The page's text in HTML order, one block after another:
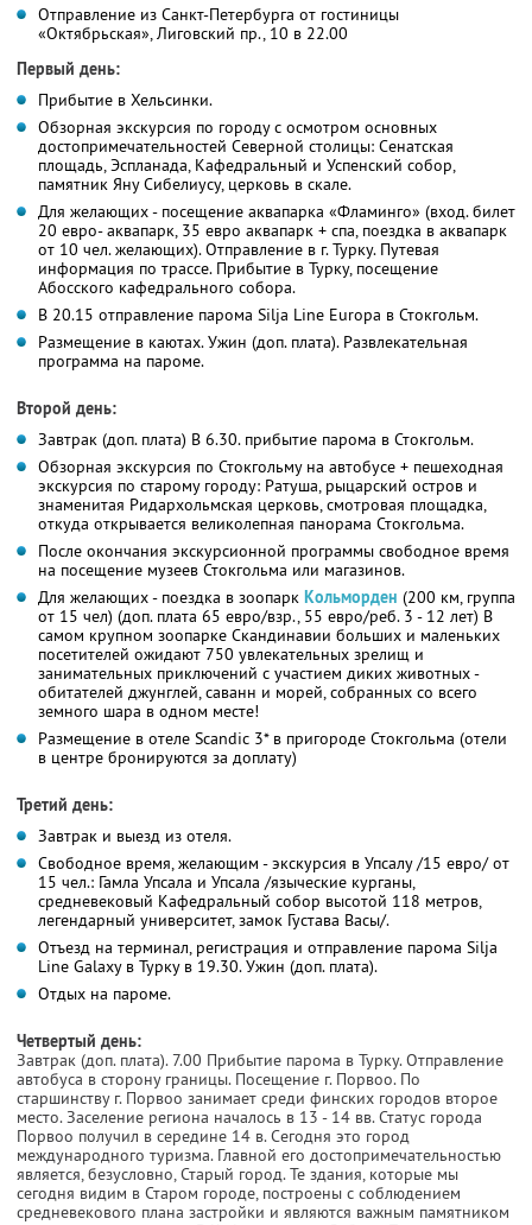
Отправление из Санкт-Петербурга от гостиницы
«Октябрьская», Лиговский пр., 10 в 22.00
Первый день:
Прибытие в Хельсинки.
Обзорная экскурсия по городу с осмотром основных
достопримечательностей Северной столицы: Сенатская
площадь, Эспланада, Кафедральный и Успенский собор,
памятник Яну Сибелиусу, церковь в скале.
Для желающих - посещение аквапарка «Фламинго» (вход. билет
20 евро- аквапарк, 35 евро аквапарк + спа, поездка в аквапарк
от 10 чел. желающих). Отправление в г. Турку. Путевая
информация по трассе. Прибытие в Турку, посещение
Абосского кафедрального собора.
В 20.15 отправление парома Silja Line Europa в Стокгольм.
Размещение в каютах. Ужин (доп. плата). Развлекательная
программа на пароме.
Второй день:
Завтрак (доп. плата) В 6.30. прибытие парома в Стокгольм.
Обзорная экскурсия по Стокгольму на автобусе + пешеходная
экскурсия по старому городу: Ратуша, рыцарский остров и
знаменитая Ридархольмская церковь, смотровая площадка,
откуда открывается великолепная панорама Стокгольма.
После окончания экскурсионной программы свободное время
на посещение музеев Стокгольма или магазинов.
Для желающих - поездка в зоопарк Кольморден (200 км, группа
от 15 чел) (доп. плата 65 евро/взр., 55 евро/реб. 3 - 12 лет) В
самом крупном зоопарке Скандинавии больших и маленьких
посетителей ожидают 750 увлекательных зрелищ и
занимательных приключений с участием диких животных -
обитателей джунглей, саванн и морей, собранных со всего
земного шара в одном месте!
Размещение в отеле Scandic 3* в пригороде Стокгольма (отели
в центре бронируются за доплату)
Третий день:
Завтрак и выезд из отеля.
Свободное время, желающим - экскурсия в Упсалу /15 евро/ от
15 чел.: Гамла Упсала и Упсала /языческие курганы,
средневековый Кафедральный собор высотой 118 метров,
легендарный университет, замок Густава Васы/.
Отъезд на терминал, регистрация и отправление парома Silja
Line Galaxy в Турку в 19.30. Ужин (доп. плата).
Отдых на пароме.
Четвертый день:
Завтрак (доп. плата). 7.00 Прибытие парома в Турку. Отправление
автобуса в сторону границы. Посещение г. Порвоо. По
старшинству г. Порвоо занимает среди финских городов второе
место. Заселение региона началось в 13 - 14 вв. Статус города
Порвоо получил в середине 14 в. Сегодня это город
международного туризма. Главной его достопримечательностью
является, безусловно, Старый город. Те здания, которые мы
сегодня видим в Старом городе, построены с соблюдением
средневекового плана застройки и являются важным памятником